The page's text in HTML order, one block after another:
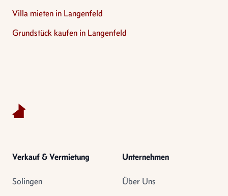
Villa mieten in Langenfeld
Grundstück kaufen in Langenfeld
Verkauf & Vermietung
Solingen
Unternehmen
Über Uns